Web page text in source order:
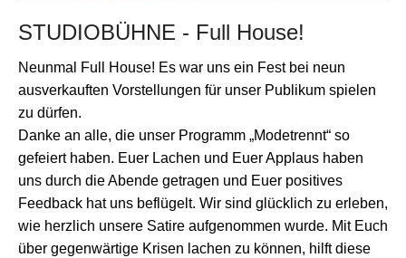
STUDIOBÜHNE - Full House!
Neunmal Full House! Es war uns ein Fest bei neun
ausverkauften Vorstellungen für unser Publikum spielen
zu dürfen.
Danke an alle, die unser Programm „Modetrennt“ so
gefeiert haben. Euer Lachen und Euer Applaus haben
uns durch die Abende getragen und Euer positives
Feedback hat uns beflügelt. Wir sind glücklich zu erleben,
wie herzlich unsere Satire aufgenommen wurde. Mit Euch
über gegenwärtige Krisen lachen zu können, hilft diese